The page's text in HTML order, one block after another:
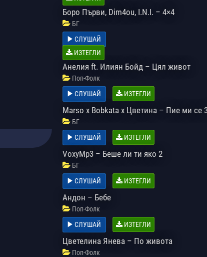
Боро Първи, Dim4ou, I.N.I. – 4×4
БГ
СЛУШАЙ
ИЗТЕГЛИ
Анелия ft. Илиян Бойд – Цял живот
Поп-Фолк
СЛУШАЙ
ИЗТЕГЛИ
Marso x Bobkata x Цветина – Пие ми се
БГ
СЛУШАЙ
ИЗТЕГЛИ
VoxyMp3 – Беше ли ти яко 2
БГ
СЛУШАЙ
ИЗТЕГЛИ
Андон – Бебе
Поп-Фолк
СЛУШАЙ
ИЗТЕГЛИ
Цветелина Янева – По живота
Поп-Фолк